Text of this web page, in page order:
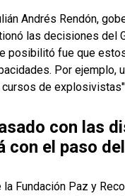
Andrés Rendón,
las decisiones del
posibilitó fue que
Por ejemplo,
cursos de
con las
con el paso
Fundación Paz y